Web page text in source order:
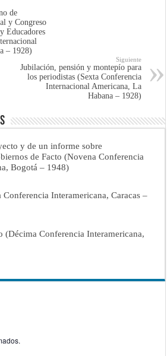
de
y Congreso
Educadores
– 1928)
Siguiente
Jubilación, pensión y montepío para
los periodistas (Sexta Conferencia
Internacional Americana, La
Habana – 1928)
y de un informe sobre
de Facto (Novena Conferencia
Bogotá – 1948)
Interamericana, Caracas –
(Décima Conferencia Interamericana,